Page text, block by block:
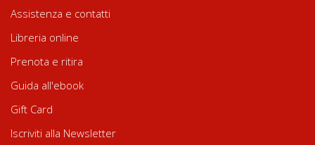
Assistenza e contatti
Libreria online
Prenota e ritira
Guida all'ebook
Gift Card
Iscriviti alla Newsletter